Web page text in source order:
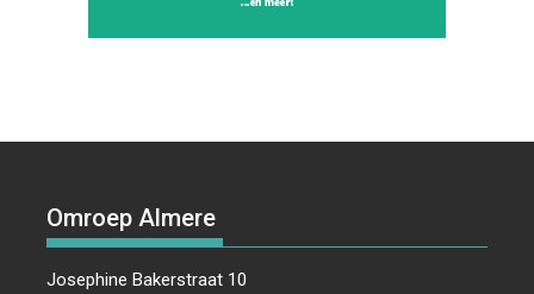
Omroep Almere
Josephine Bakerstraat 10